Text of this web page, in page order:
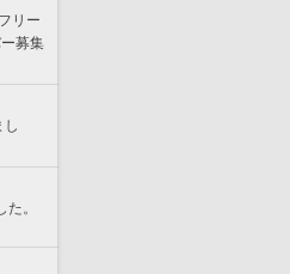
リー
募集
し
。